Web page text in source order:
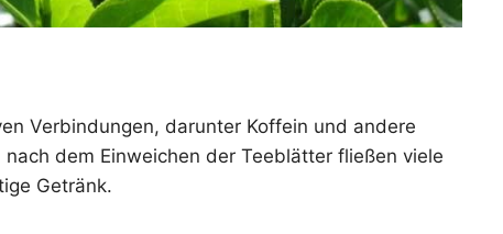
Verbindungen, darunter Koffein und andere
dem Einweichen der Teeblätter fließen viele
Getränk.